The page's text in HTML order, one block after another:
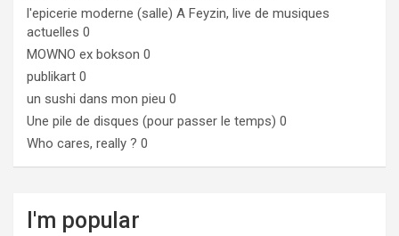
l'epicerie moderne (salle) A Feyzin, live de musiques
actuelles 0
MOWNO ex bokson 0
publikart 0
un sushi dans mon pieu 0
Une pile de disques (pour passer le temps) 0
Who cares, really ? 0
I'm popular